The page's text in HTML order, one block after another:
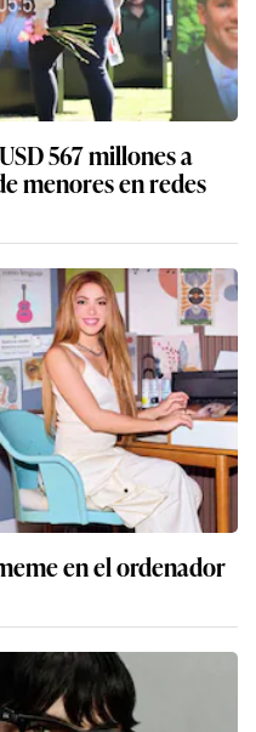
567 millones a
menores en redes
en el ordenador